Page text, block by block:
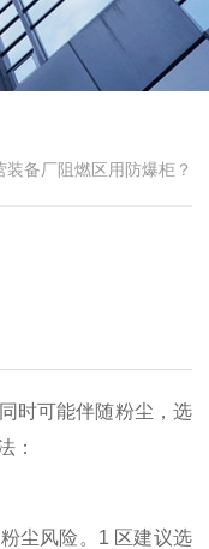
装备厂阻燃区用防爆柜？
时可能伴随粉尘，选
：
尘风险。1 区建议选